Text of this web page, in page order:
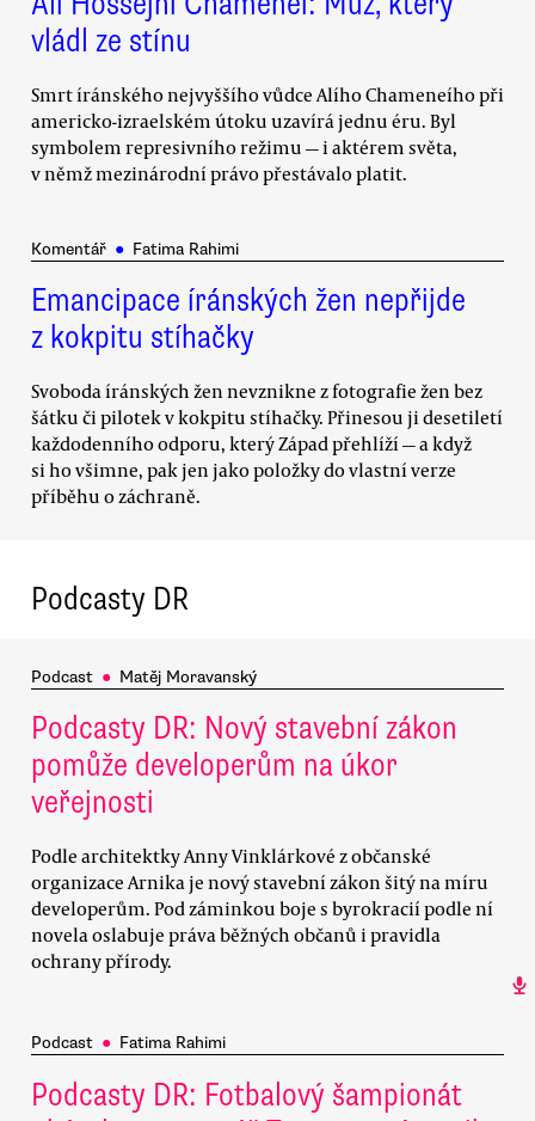
vládl ze stínu
Smrt íránského nejvyššího vůdce Alího Chameneího při
americko-izraelském útoku uzavírá jednu éru. Byl
symbolem represivního režimu — i aktérem světa,
v němž mezinárodní právo přestávalo platit.
Komentář ● Fatima Rahimi
Emancipace íránských žen nepřijde
z kokpitu stíhačky
Svoboda íránských žen nevznikne z fotografie žen bez
šátku či pilotek v kokpitu stíhačky. Přinesou ji desetiletí
každodenního odporu, který Západ přehlíží — a když
si ho všimne, pak jen jako položky do vlastní verze
příběhu o záchraně.
Podcasty DR
Podcast ● Matěj Moravanský
Podcasty DR: Nový stavební zákon
pomůže developerům na úkor
veřejnosti
Podle architektky Anny Vinklárkové z občanské
organizace Arnika je nový stavební zákon šitý na míru
developerům. Pod záminkou boje s byrokracií podle ní
novela oslabuje práva běžných občanů i pravidla
ochrany přírody.
Podcast ● Fatima Rahimi
Podcasty DR: Fotbalový šampionát